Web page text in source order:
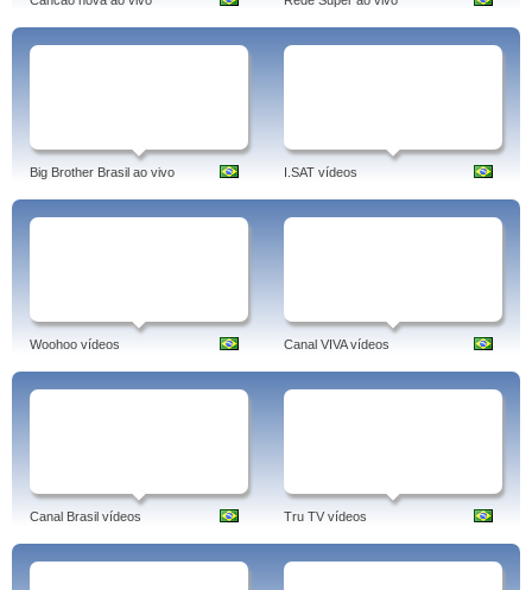
Big Brother Brasil ao vivo I.SAT vídeos
Woohoo vídeos Canal VIVA vídeos
Canal Brasil vídeos Tru TV vídeos